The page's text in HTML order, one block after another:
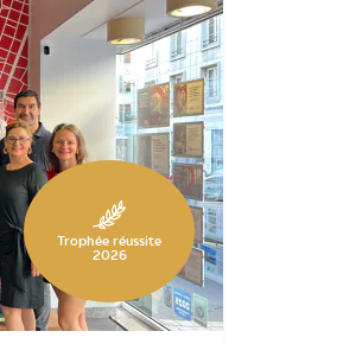
Trophée réussite
2026